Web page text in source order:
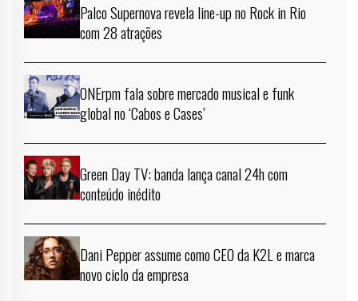
Palco Supernova revela line-up no Rock in Rio
com 28 atrações
ONErpm fala sobre mercado musical e funk
global no ‘Cabos e Cases’
Green Day TV: banda lança canal 24h com
conteúdo inédito
Dani Pepper assume como CEO da K2L e marca
novo ciclo da empresa